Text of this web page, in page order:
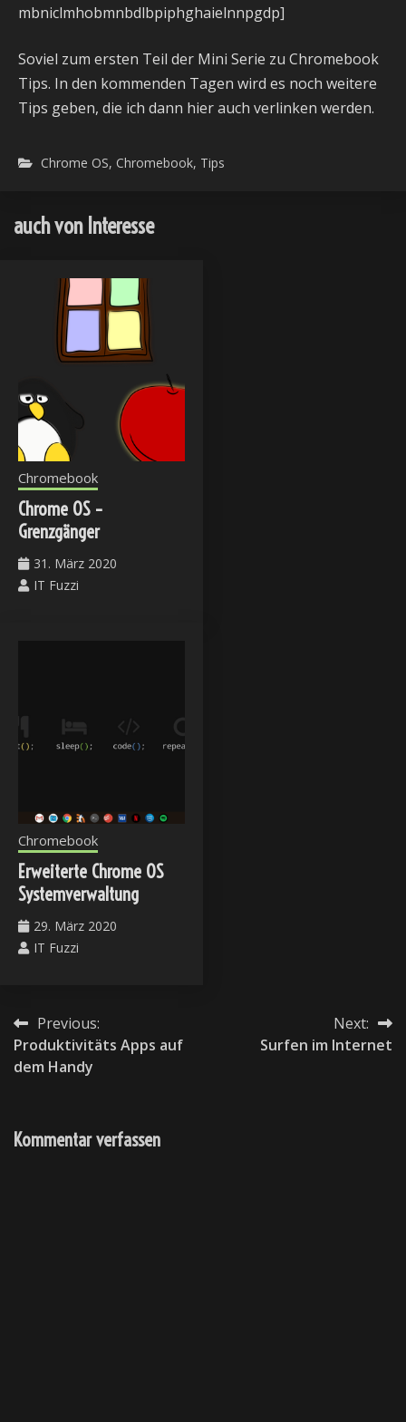
mbniclmhobmnbdlbpiphghaielnnpgdp]
Soviel zum ersten Teil der Mini Serie zu Chromebook
Tips. In den kommenden Tagen wird es noch weitere
Tips geben, die ich dann hier auch verlinken werden.
Chrome OS, Chromebook, Tips
auch von Interesse
Chromebook
Chrome OS –
Grenzgänger
31. März 2020
IT Fuzzi
Chromebook
Erweiterte Chrome OS
Systemverwaltung
29. März 2020
IT Fuzzi
Beitragsnavigation
Previous:
Produktivitäts Apps auf
dem Handy
Next:
Surfen im Internet
Kommentar verfassen